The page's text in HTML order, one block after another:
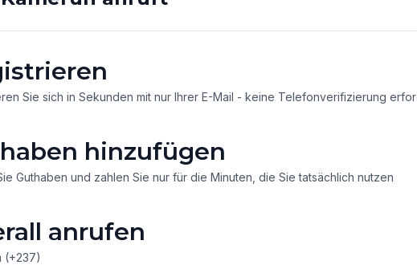
Sie sich in Sekunden mit nur Ihrer E-Mail - keine Telefonverifizierung
hinzufügen
Guthaben und zahlen Sie nur für die Minuten, die Sie tatsächlich nutzen
anrufen
(+237)